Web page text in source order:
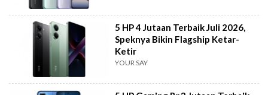
5 HP 4 Jutaan Terbaik Juli 2026,
Speknya Bikin Flagship Ketar-
Ketir
YOUR SAY